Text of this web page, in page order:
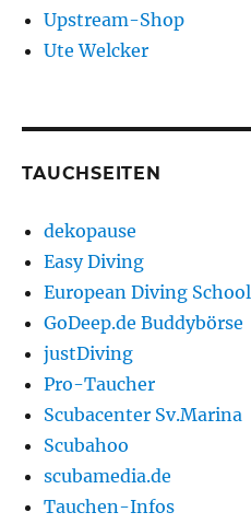
Upstream-Shop
Ute Welcker
TAUCHSEITEN
dekopause
Easy Diving
European Diving School
GoDeep.de Buddybörse
justDiving
Pro-Taucher
Scubacenter Sv.Marina
Scubahoo
scubamedia.de
Tauchen-Infos